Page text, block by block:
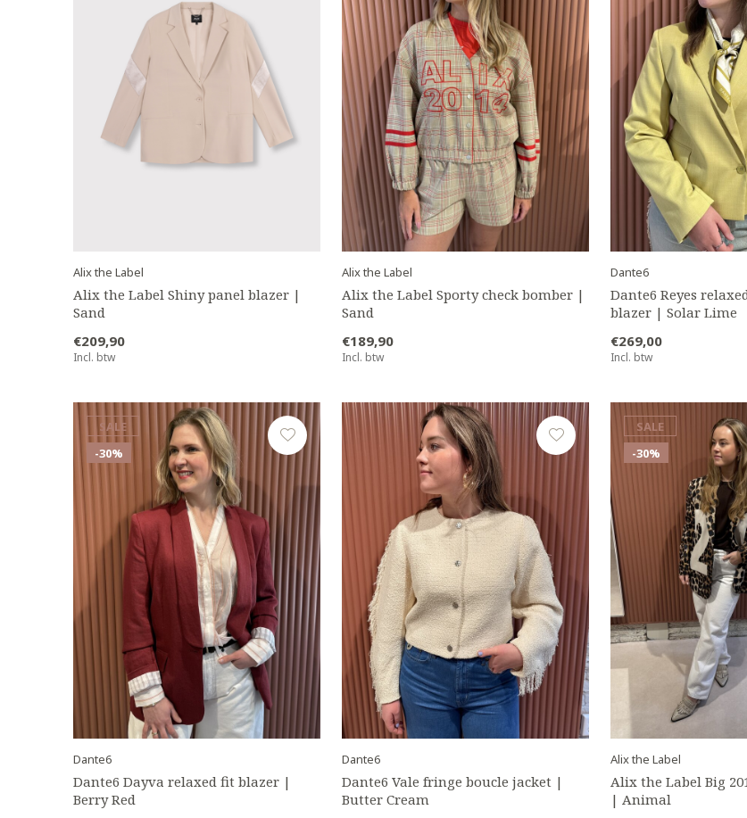
Alix the Label
Alix the Label Shiny panel blazer |
Sand
€209,90
Incl. btw
Alix the Label
Alix the Label Sporty check bomber |
Sand
€189,90
Incl. btw
Dante6
Dante6 Reyes
blazer | Solar Lime
€269,00
Incl. btw
SALE
-30%
Dante6
Dante6 Dayva relaxed fit blazer |
Berry Red
Dante6
Dante6 Vale fringe boucle jacket |
Butter Cream
SALE
-30%
Alix the Label
Alix the Label Big
| Animal